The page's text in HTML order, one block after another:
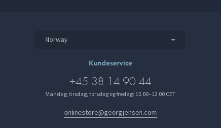
Norway
Kundeservice
+45 38 14 90 44
Mandag, tirsdag, torsdag og fredag: 10.00–12.00 CET
onlinestore@georgjensen.com